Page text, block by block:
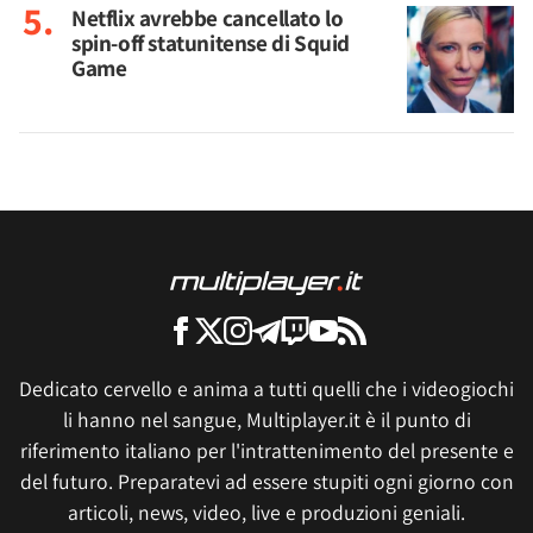
Netflix avrebbe cancellato lo
spin-off statunitense di Squid
Game
Dedicato cervello e anima a tutti quelli che i videogiochi
li hanno nel sangue, Multiplayer.it è il punto di
riferimento italiano per l'intrattenimento del presente e
del futuro. Preparatevi ad essere stupiti ogni giorno con
articoli, news, video, live e produzioni geniali.